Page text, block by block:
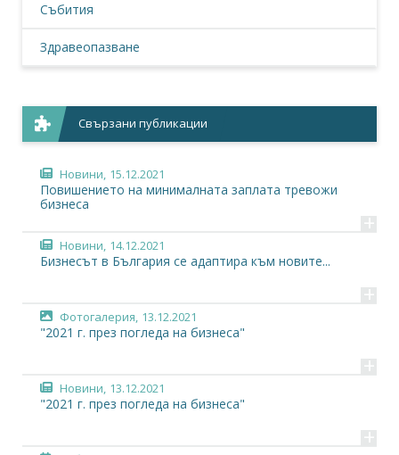
Събития
Здравеопазване
Свързани публикации
Новини, 15.12.2021
Повишението на минималната заплата тревожи
бизнеса
+
Новини, 14.12.2021
Бизнесът в България се адаптира към новите...
+
Фотогалерия, 13.12.2021
"2021 г. през погледа на бизнеса"
+
Новини, 13.12.2021
"2021 г. през погледа на бизнеса"
+